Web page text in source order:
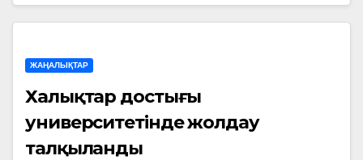
ЖАҢАЛЫҚТАР
Халықтар достығы
университетінде жолдау
талқыланды